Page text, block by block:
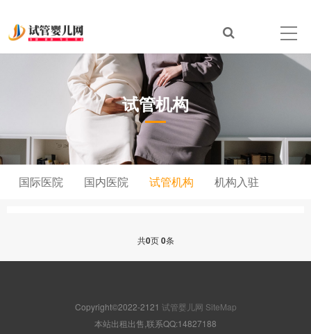
试管机构
国际医院 国内医院 试管机构 机构入驻
共0页0条
Copyright©2022-2121 试管婴儿网 SiteMap
本站出租出售,联系QQ:14827188